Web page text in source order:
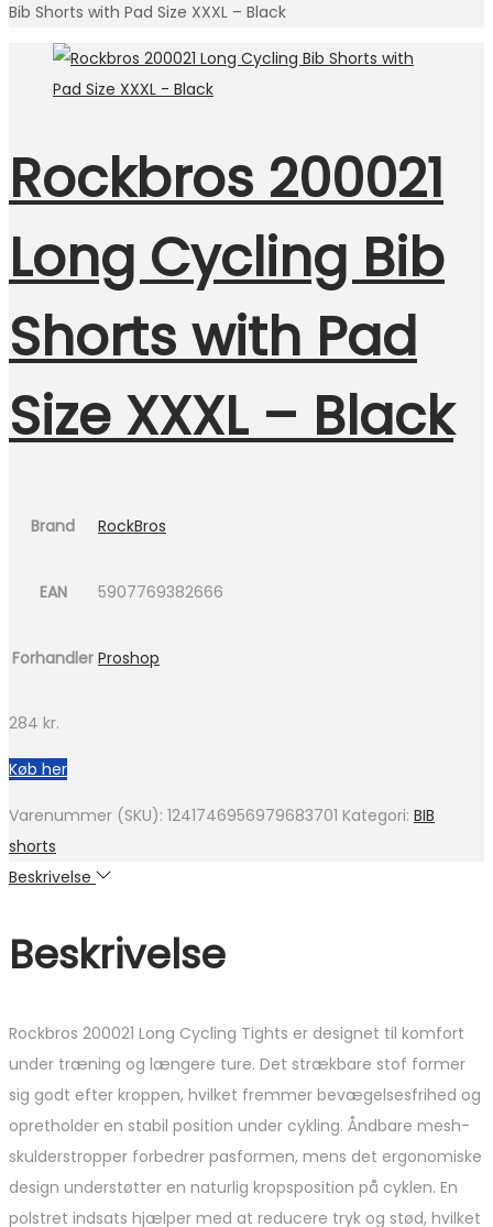
Bib Shorts with Pad Size XXXL – Black
Rockbros 200021
Long Cycling Bib
Shorts with Pad
Size XXXL – Black
Brand RockBros
EAN 5907769382666
Forhandler Proshop
284 kr.
Køb her
Varenummer (SKU): 1241746956979683701 Kategori: BIB
shorts
Beskrivelse
Beskrivelse
Rockbros 200021 Long Cycling Tights er designet til komfort
under træning og længere ture. Det strækbare stof former
sig godt efter kroppen, hvilket fremmer bevægelsesfrihed og
opretholder en stabil position under cykling. Åndbare mesh-
skulderstropper forbedrer pasformen, mens det ergonomiske
design understøtter en naturlig kropsposition på cyklen. En
polstret indsats hjælper med at reducere tryk og stød, hvilket